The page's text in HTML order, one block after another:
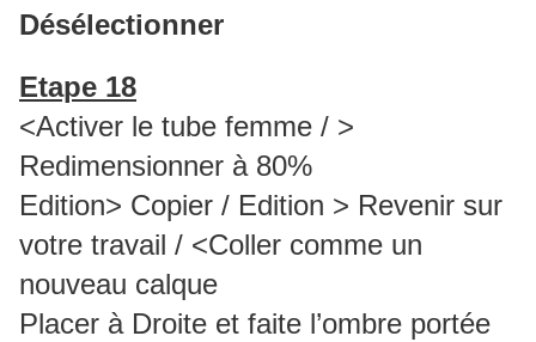
Désélectionner
Etape 18
<Activer le tube femme / >
Redimensionner à 80%
Edition> Copier / Edition > Revenir sur
votre travail / <Coller comme un
nouveau calque
Placer à Droite et faite l’ombre portée